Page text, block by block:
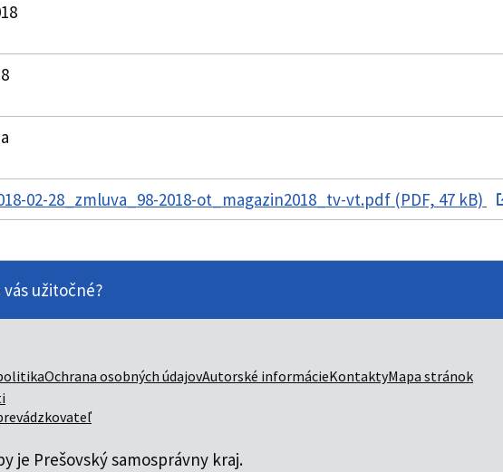
02-28_zmluva_98-2018-ot_magazin2018_tv-vt.pdf (PDF, 47 kB)
užitočné?
Ochrana osobných údajovAutorské informácieKontaktyMapa stránok
je Prešovský samosprávny kraj.